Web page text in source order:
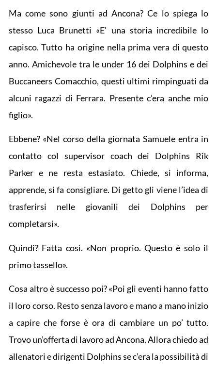
Ma come sono giunti ad Ancona? Ce lo spiega lo
stesso Luca Brunetti «E’ una storia incredibile lo
capisco. Tutto ha origine nella prima vera di questo
anno. Amichevole tra le under 16 dei Dolphins e dei
Buccaneers Comacchio, questi ultimi rimpinguati da
alcuni ragazzi di Ferrara. Presente c’era anche mio
figlio».
Ebbene? «Nel corso della giornata Samuele entra in
contatto col supervisor coach dei Dolphins Rik
Parker e ne resta estasiato. Chiede, si informa,
apprende, si fa consigliare. Di getto gli viene l’idea di
trasferirsi nelle giovanili dei Dolphins per
completarsi».
Quindi? Fatta così. «Non proprio. Questo è solo il
primo tassello».
Cosa altro è successo poi? «Poi gli eventi hanno fatto
il loro corso. Resto senza lavoro e mano a mano inizio
a capire che forse è ora di cambiare un po’ tutto.
Trovo un’offerta di lavoro ad Ancona. Allora chiedo ad
allenatori e dirigenti Dolphins se c’era la possibilità di